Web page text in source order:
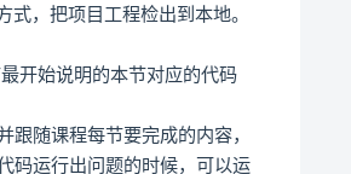
，把项目工程检出到本地。
开始说明的本节对应的代码
随课程每节要完成的内容，
码运行出问题的时候，可以运